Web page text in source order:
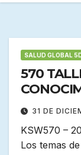
SALUD GLOBAL
570
31 DE
KSW570 –
Los temas